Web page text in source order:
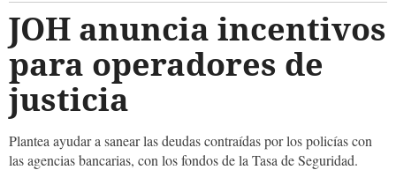
JOH anuncia incentivos
para operadores de
justicia
Plantea ayudar a sanear las deudas contraídas por los policías con
las agencias bancarias, con los fondos de la Tasa de Seguridad.